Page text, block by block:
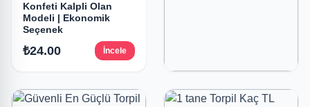
Konfeti Kalpli Olan
Modeli | Ekonomik
Seçenek
₺24.00 İncele
Konfeti Güllü Olan